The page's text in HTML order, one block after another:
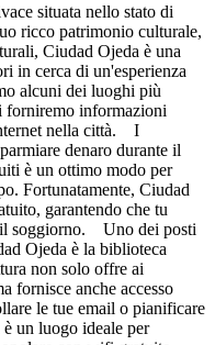
situata nello stato di
ricco patrimonio culturale,
Ciudad Ojeda è una
in cerca di un'esperienza
alcuni dei luoghi più
forniremo informazioni
nella città. I
denaro durante il
è un ottimo modo per
Fortunatamente, Ciudad
garantendo che tu
il soggiorno. Uno dei posti
Ojeda è la biblioteca
non solo offre ai
fornisce anche accesso
le tue email o pianificare
un luogo ideale per